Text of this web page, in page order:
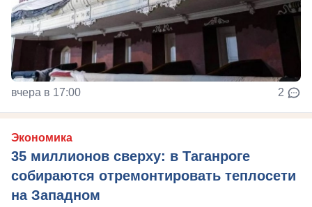
вчера в 17:00 2
Экономика
35 миллионов сверху: в Таганроге
собираются отремонтировать теплосети
на Западном